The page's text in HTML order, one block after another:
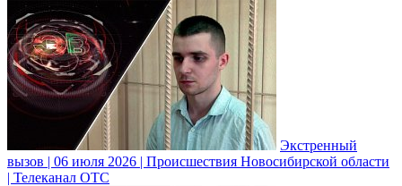
Экстренный
вызов | 06 июля 2026 | Происшествия Новосибирской области
| Телеканал ОТС